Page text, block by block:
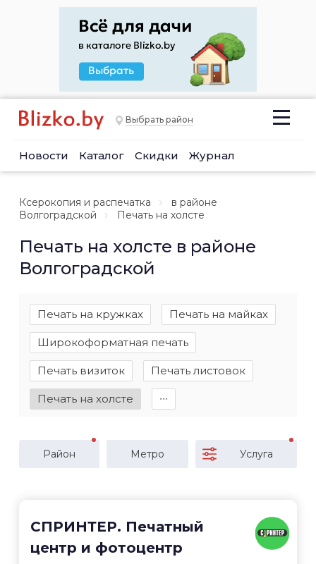
Выбрать район
Новости Каталог Скидки Журнал
Ксерокопия и распечатка
в районе
Волгоградской
Печать на холсте
Печать на холсте в районе
Волгоградской
Печать на кружках Печать на майках
Широкоформатная печать
Печать визиток Печать листовок
Печать на холсте ∙∙∙
Район Метро Услуга
СПРИНТЕР. Печатный
центр и фотоцентр